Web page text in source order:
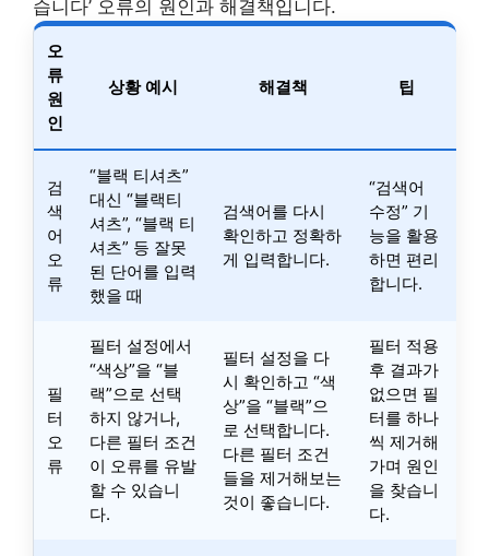
습니다’ 오류의 원인과 해결책입니다.
오
류
원
인
상황 예시 해결책 팁
검
색
어
오
류
“블랙 티셔츠”
대신 “블랙티
셔츠”, “블랙 티
셔츠” 등 잘못
된 단어를 입력
했을 때
검색어를 다시
확인하고 정확하
게 입력합니다.
“검색어
수정” 기
능을 활용
하면 편리
합니다.
필
터
오
류
필터 설정에서
“색상”을 “블
랙”으로 선택
하지 않거나,
다른 필터 조건
이 오류를 유발
할 수 있습니
다.
필터 설정을 다
시 확인하고 “색
상”을 “블랙”으
로 선택합니다.
다른 필터 조건
들을 제거해보는
것이 좋습니다.
필터 적용
후 결과가
없으면 필
터를 하나
씩 제거해
가며 원인
을 찾습니
다.